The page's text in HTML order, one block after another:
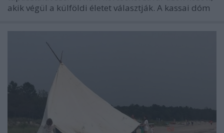
akik végül a külföldi életet választják. A kassai dóm